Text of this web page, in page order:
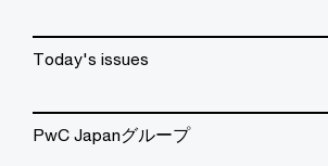
Today's issues
PwC Japanグループ